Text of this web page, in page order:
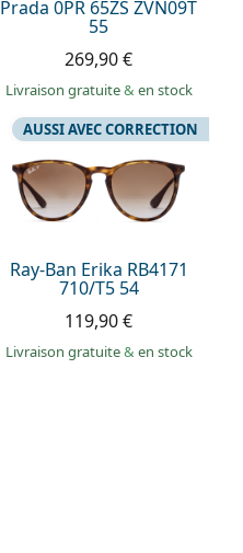
Prada 0PR 65ZS ZVN09T
55
269,90 €
Livraison gratuite& en stock
Ray-Ban Erika RB4171
710/T5 54
AUSSI AVEC CORRECTION
119,90 €
Livraison gratuite& en stock